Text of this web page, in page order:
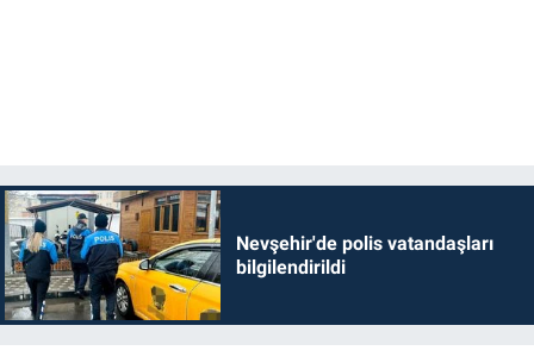
Nevşehir'de polis vatandaşları
bilgilendirildi